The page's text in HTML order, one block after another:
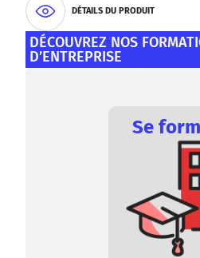
DÉTAILS DU PRODUIT
DÉCOUVREZ NOS
D’ENTREPRISE
Se